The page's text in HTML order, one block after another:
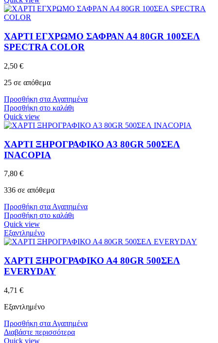
ΧΑΡΤΙ ΕΓΧΡΩΜΟ ΣΑΦΡΑΝ Α4 80GR 100ΣΕΛ
SPECTRA COLOR
2,50 €
25 σε απόθεμα
Προσθήκη στα Αγαπημένα
Προσθήκη στο καλάθι
Quick view
ΧΑΡΤΙ ΞΗΡΟΓΡΑΦΙΚΟ Α3 80GR 500ΣΕΛ
INACOPIA
7,80 €
336 σε απόθεμα
Προσθήκη στα Αγαπημένα
Προσθήκη στο καλάθι
Quick view
Εξαντλημένο
ΧΑΡΤΙ ΞΗΡΟΓΡΑΦΙΚΟ Α4 80GR 500ΣΕΛ
EVERYDAY
4,71 €
Εξαντλημένο
Προσθήκη στα Αγαπημένα
Διαβάστε περισσότερα
Quick view